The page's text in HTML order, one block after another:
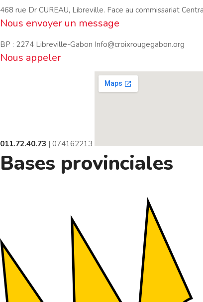
468 rue Dr CUREAU, Libreville. Face au commissariat
Nous envoyer un message
BP : 2274 Libreville-Gabon Info@croixrougegabon.org
Nous appeler
011.72.40.73 | 074162213
Bases provinciales